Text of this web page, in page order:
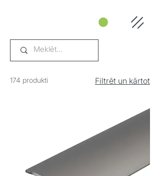
174 produkti Filtrēt un kārtot